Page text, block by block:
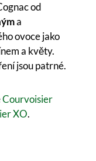
od
a
ovoce jako
a květy.
jsou patrné.
Courvoisier
XO.